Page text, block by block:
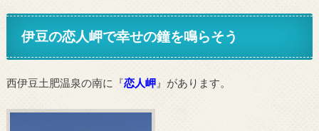
伊豆の恋人岬で幸せの鐘を鳴らそう
西伊豆土肥温泉の南に『恋人岬』があります。